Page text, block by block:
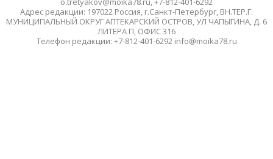
Адрес редакции: 197022 Россия, г.Санкт-Петербург, ВН.ТЕР.Г.
МУНИЦИПАЛЬНЫЙ ОКРУГ АПТЕКАРСКИЙ ОСТРОВ, УЛ ЧАПЫГИНА, Д. 6
ЛИТЕРА П, ОФИС 316
Телефон редакции: +7-812-401-6292 info@moika78.ru